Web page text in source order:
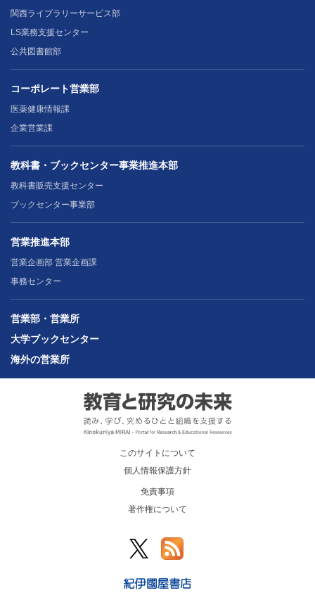
関西ライブラリーサービス部
LS業務支援センター
公共図書館部
コーポレート営業部
医薬健康情報課
企業営業課
教科書・ブックセンター事業推進本部
教科書販売支援センター
ブックセンター事業部
営業推進本部
営業企画部 営業企画課
事務センター
営業部・営業所
大学ブックセンター
海外の営業所
このサイトについて
個人情報保護方針
免責事項
著作権について